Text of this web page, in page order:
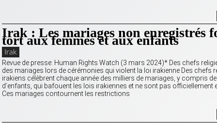
Irak : Les mariages non enregistrés
tort aux femmes et aux enfants
Irak
Revue de presse: Human Rights Watch (3 mars 2024)* Des chefs
des mariages lors de cérémonies qui violent la loi irakienne Des chefs
irakiens célèbrent chaque année des milliers de mariages, y compris
d’enfants, qui bafouent les lois irakiennes et ne sont pas officiellement
Ces mariages contournent les restrictions